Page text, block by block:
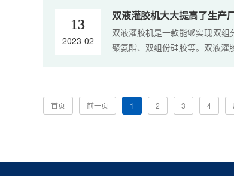
13
2023-02
双液灌胶机大大提高了生产
双液灌胶机是一款能够实现双
聚氨酯、双组份硅胶等。双液灌
首页 前一页 1 2 3 4